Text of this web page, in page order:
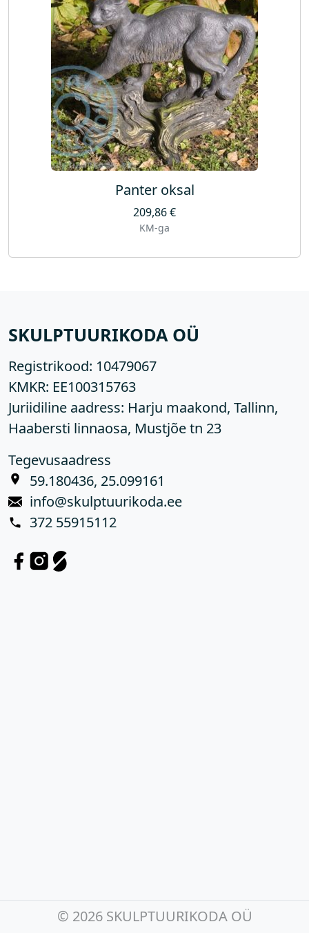
Panter oksal
209,86€
KM-ga
SKULPTUURIKODA OÜ
Registrikood: 10479067
KMKR: EE100315763
Juriidiline aadress: Harju maakond, Tallinn,
Haabersti linnaosa, Mustjõe tn 23
Tegevusaadress
59.180436, 25.099161
info@skulptuurikoda.ee
372 55915112
© 2026 SKULPTUURIKODA OÜ